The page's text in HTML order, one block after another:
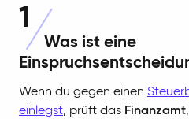
1
Was ist eine
Wenn du gegen einen
einlegst, prüft das Finanzamt